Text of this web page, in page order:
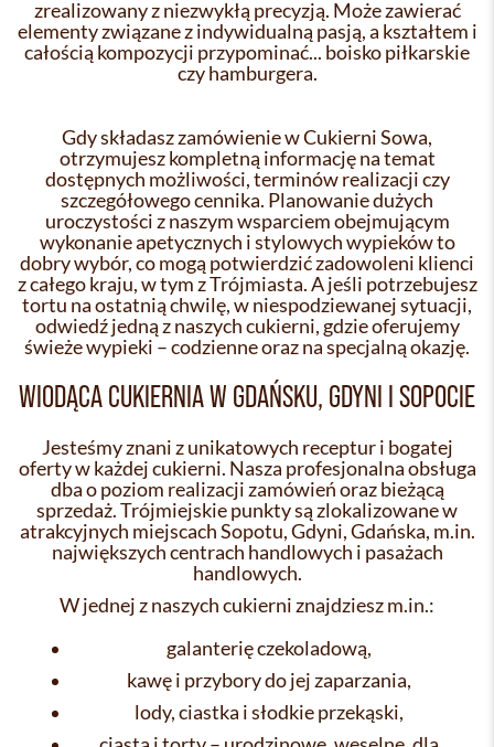
zrealizowany z niezwykłą precyzją. Może zawierać
elementy związane z indywidualną pasją, a kształtem i
całością kompozycji przypominać... boisko piłkarskie
czy hamburgera.
Gdy składasz zamówienie w Cukierni Sowa,
otrzymujesz kompletną informację na temat
dostępnych możliwości, terminów realizacji czy
szczegółowego cennika. Planowanie dużych
uroczystości z naszym wsparciem obejmującym
wykonanie apetycznych i stylowych wypieków to
dobry wybór, co mogą potwierdzić zadowoleni klienci
z całego kraju, w tym z Trójmiasta. A jeśli potrzebujesz
tortu na ostatnią chwilę, w niespodziewanej sytuacji,
odwiedź jedną z naszych cukierni, gdzie oferujemy
świeże wypieki – codzienne oraz na specjalną okazję.
WIODĄCA CUKIERNIA W GDAŃSKU, GDYNI I SOPOCIE
Jesteśmy znani z unikatowych receptur i bogatej
oferty w każdej cukierni. Nasza profesjonalna obsługa
dba o poziom realizacji zamówień oraz bieżącą
sprzedaż. Trójmiejskie punkty są zlokalizowane w
atrakcyjnych miejscach Sopotu, Gdyni, Gdańska, m.in.
największych centrach handlowych i pasażach
handlowych.
W jednej z naszych cukierni znajdziesz m.in.:
galanterię czekoladową,
kawę i przybory do jej zaparzania,
lody, ciastka i słodkie przekąski,